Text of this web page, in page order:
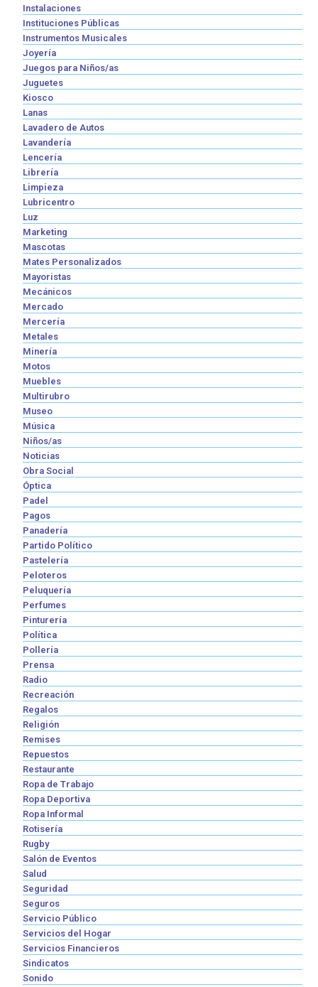
Instalaciones
Instituciones Públicas
Instrumentos Musicales
Joyería
Juegos para Niños/as
Juguetes
Kiosco
Lanas
Lavadero de Autos
Lavandería
Lencería
Librería
Limpieza
Lubricentro
Luz
Marketing
Mascotas
Mates Personalizados
Mayoristas
Mecánicos
Mercado
Mercería
Metales
Minería
Motos
Muebles
Multirubro
Museo
Música
Niños/as
Noticias
Obra Social
Óptica
Padel
Pagos
Panadería
Partido Político
Pastelería
Peloteros
Peluquería
Perfumes
Pinturería
Política
Pollería
Prensa
Radio
Recreación
Regalos
Religión
Remises
Repuestos
Restaurante
Ropa de Trabajo
Ropa Deportiva
Ropa Informal
Rotisería
Rugby
Salón de Eventos
Salud
Seguridad
Seguros
Servicio Público
Servicios del Hogar
Servicios Financieros
Sindicatos
Sonido